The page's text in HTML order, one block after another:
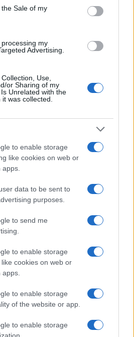
Sale of my
my
Advertising.
Use,
or Sharing of my
Unrelated with the
was collected.
to enable storage
like cookies on web or
data to be sent to
purposes.
to send me
to enable storage
cookies on web or
to enable storage
of the website or app.
to enable storage
mozgásfejlődés az olvasáshoz
összefüggésében
irodalom az olvasóvá nevelésben:
Sándor Ildikó – Hagyományok
– Játék és
– a szövegértés
Bányai Sándor – a Kalandok és
vezetője
irányai: Körömi Gábor – a
Társaság elnöke
– A mesélés
A történetmondás
és
Mária
Éva – Soproni
Bábszínház – bábpedagógia
Andrea – drámapedagógus,